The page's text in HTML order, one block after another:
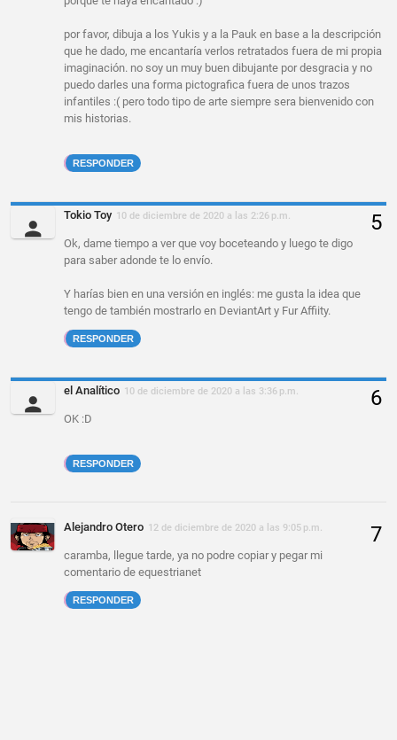
por favor, dibuja a los Yukis y a la Pauk en base a la descripción
que he dado, me encantaría verlos retratados fuera de mi propia
imaginación. no soy un muy buen dibujante por desgracia y no
puedo darles una forma pictografica fuera de unos trazos
infantiles :( pero todo tipo de arte siempre sera bienvenido con
mis historias.
RESPONDER
Tokio Toy 10 de diciembre de 2020 a las 2:26 p.m.
Ok, dame tiempo a ver que voy boceteando y luego te digo
para saber adonde te lo envío.
Y harías bien en una versión en inglés: me gusta la idea que
tengo de también mostrarlo en DeviantArt y Fur Affiity.
RESPONDER
el Analítico 10 de diciembre de 2020 a las 3:36 p.m.
OK :D
RESPONDER
Alejandro Otero 12 de diciembre de 2020 a las 9:05 p.m.
caramba, llegue tarde, ya no podre copiar y pegar mi
comentario de equestrianet
RESPONDER